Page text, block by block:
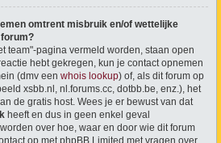
omtrent misbruik en/of wettelijke
team"-pagina vermeld worden, staan open
hebt gekregen, kun je contact opnemen
(dmv een whois lookup) of, als dit forum op
xsbb.nl, nl.forums.cc, dotbb.be, enz.), het
de gratis host. Wees je er bewust van dat
heeft en dus in geen enkel geval
over hoe, waar en door wie dit forum
op met phpBB Limited met vragen over